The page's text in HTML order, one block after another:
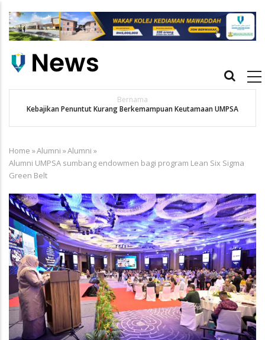
main
Main
Bernama
Kebajikan Penuntut Kurang Berkemampuan Keutamaan UMPSA
Breadcrumb
Home »Alumni »Alumni »
Alumni UMPSA sumbang endowmen bagi program Lean Six Sigma
Green Belt